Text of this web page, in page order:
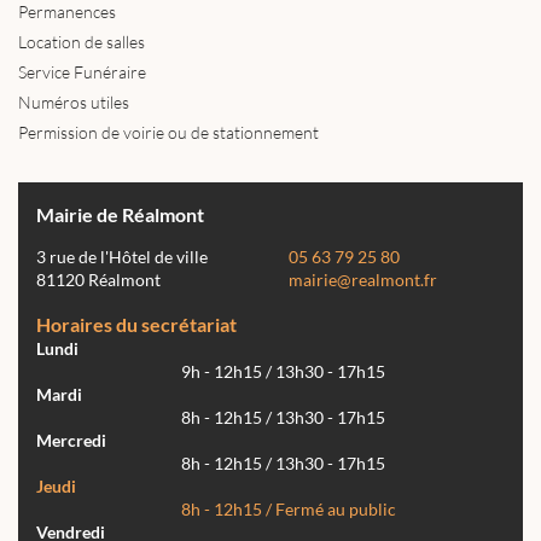
Permanences
Location de salles
Service Funéraire
Numéros utiles
Permission de voirie ou de stationnement
Mairie de Réalmont
3 rue de l'Hôtel de ville
81120 Réalmont
05 63 79 25 80
mairie@realmont.fr
Horaires du secrétariat
Lundi
9h - 12h15 / 13h30 - 17h15
Mardi
8h - 12h15 / 13h30 - 17h15
Mercredi
8h - 12h15 / 13h30 - 17h15
Jeudi
8h - 12h15 / Fermé au public
Vendredi